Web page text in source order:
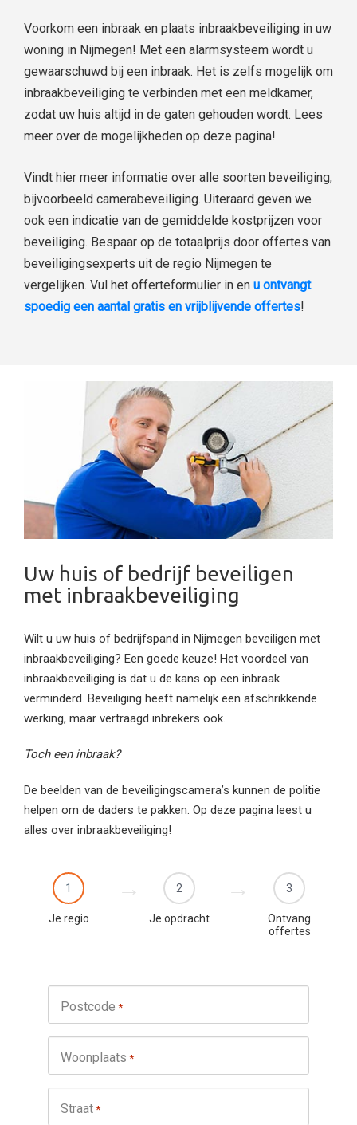
Voorkom een inbraak en plaats inbraakbeveiliging in uw
woning in Nijmegen! Met een alarmsysteem wordt u
gewaarschuwd bij een inbraak. Het is zelfs mogelijk om
inbraakbeveiliging te verbinden met een meldkamer,
zodat uw huis altijd in de gaten gehouden wordt. Lees
meer over de mogelijkheden op deze pagina!
Vindt hier meer informatie over alle soorten beveiliging,
bijvoorbeeld camerabeveiliging. Uiteraard geven we
ook een indicatie van de gemiddelde kostprijzen voor
beveiliging. Bespaar op de totaalprijs door offertes van
beveiligingsexperts uit de regio Nijmegen te
vergelijken. Vul het offerteformulier in en u ontvangt
spoedig een aantal gratis en vrijblijvende offertes!
Uw huis of bedrijf beveiligen
met inbraakbeveiliging
Wilt u uw huis of bedrijfspand in Nijmegen beveiligen met
inbraakbeveiliging? Een goede keuze! Het voordeel van
inbraakbeveiliging is dat u de kans op een inbraak
verminderd. Beveiliging heeft namelijk een afschrikkende
werking, maar vertraagd inbrekers ook.
Toch een inbraak?
De beelden van de beveiligingscamera’s kunnen de politie
helpen om de daders te pakken. Op deze pagina leest u
alles over inbraakbeveiliging!
1
Je regio
2
Je opdracht
3
Ontvang
offertes
Postcode *
Woonplaats *
Straat *